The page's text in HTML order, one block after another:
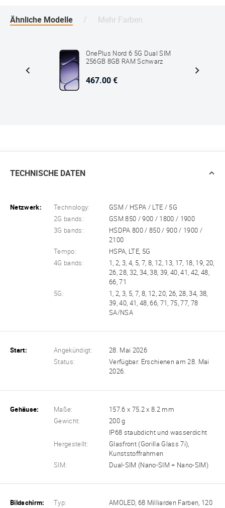
Ähnliche Modelle Mehr Farben
OnePlus Nord 6 5G Dual SIM
256GB 8GB RAM Schwarz
467.00 €
TECHNISCHE DATEN
Netzwerk: Technology:
GSM / HSPA / LTE / 5G
2G bands:
GSM 850 / 900 / 1800 / 1900
3G bands:
HSDPA 800 / 850 / 900 / 1900 /
2100
Tempo:
HSPA, LTE, 5G
4G bands:
1, 2, 3, 4, 5, 7, 8, 12, 13, 17, 18, 19, 20,
26, 28, 32, 34, 38, 39, 40, 41, 42, 48,
66, 71
5G:
1, 2, 3, 5, 7, 8, 12, 20, 26, 28, 34, 38,
39, 40, 41, 48, 66, 71, 75, 77, 78
SA/NSA
Start: Angekündigt:
28. Mai 2026
Status:
Verfügbar. Erschienen am 28. Mai
2026.
Gehäuse: Maße:
157.6 x 75.2 x 8.2 mm
Gewicht:
200 g
IP68 staubdicht und wasserdicht
Hergestellt:
Glasfront (Gorilla Glass 7i),
Kunststoffrahmen
SIM:
Dual-SIM (Nano-SIM + Nano-SIM)
Bildschirm: Typ:
AMOLED, 68 Milliarden Farben, 120